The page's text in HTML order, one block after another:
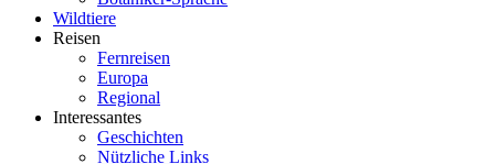
Wildtiere
Reisen
Fernreisen
Europa
Regional
Interessantes
Geschichten
Nützliche Links